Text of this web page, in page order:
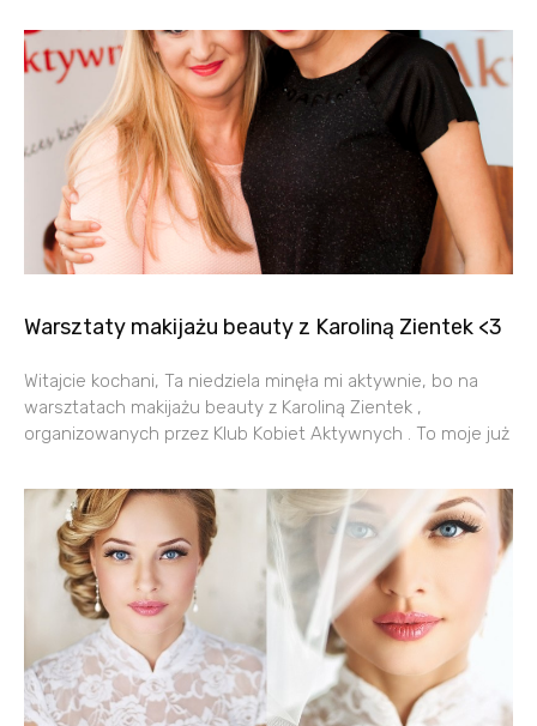
Warsztaty makijażu beauty z Karoliną Zientek <3
Witajcie kochani, Ta niedziela minęła mi aktywnie, bo na
warsztatach makijażu beauty z Karoliną Zientek ,
organizowanych przez Klub Kobiet Aktywnych . To moje już